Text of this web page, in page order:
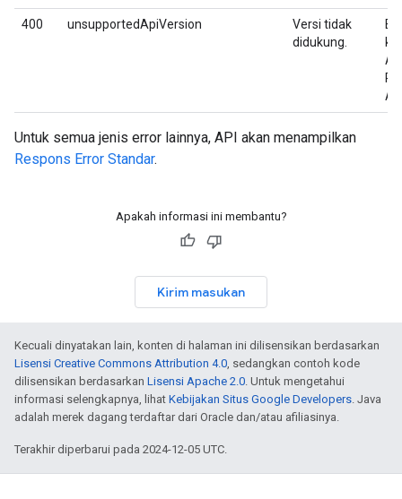
400 unsupportedApiVersion
Versi tidak
didukung.
ke
Untuk semua jenis error lainnya, API akan menampilkan
Respons Error Standar.
Apakah informasi ini membantu?
Kirim masukan
Kecuali dinyatakan lain, konten di halaman ini dilisensikan berdasarkan
Lisensi Creative Commons Attribution 4.0, sedangkan contoh kode
dilisensikan berdasarkan Lisensi Apache 2.0. Untuk mengetahui
informasi selengkapnya, lihat Kebijakan Situs Google Developers. Java
adalah merek dagang terdaftar dari Oracle dan/atau afiliasinya.
Terakhir diperbarui pada 2024-12-05 UTC.